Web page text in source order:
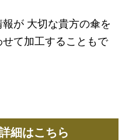
が 大切な貴方の傘を
て加工することもで
細はこちら